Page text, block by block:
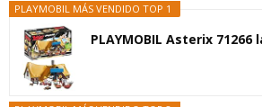
PLAYMOBIL MÁS VENDIDO TOP 1
PLAYMOBIL Asterix 71266